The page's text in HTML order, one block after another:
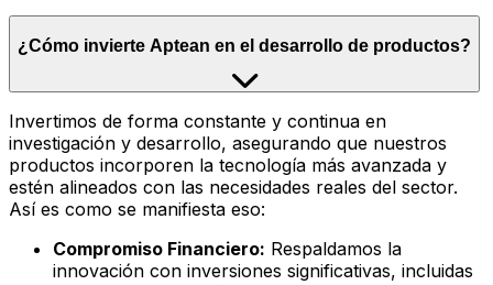
¿Cómo invierte Aptean en el desarrollo de productos?
Invertimos de forma constante y continua en
investigación y desarrollo, asegurando que nuestros
productos incorporen la tecnología más avanzada y
estén alineados con las necesidades reales del sector.
Así es como se manifiesta eso:
Compromiso Financiero: Respaldamos la
innovación con inversiones significativas, incluidas